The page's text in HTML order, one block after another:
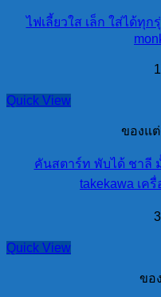
ไฟเลี้ยวใส เล็ก ใส่ได้ทุ
Quick View
ของแต่
คันสตาร์ท พับได้ ชาลี
takekawa เค
Quick View
ขอ